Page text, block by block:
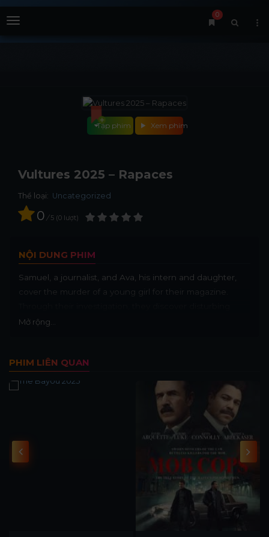
Menu
0
Xem phim
Tập phim
Vultures 2025 – Rapaces
Thể loại: Uncategorized
0 / 5 0 lượt
NỘI DUNG PHIM
Samuel, a journalist, and Ava, his intern and daughter,
cover the murder of a young girl for their magazine.
similarities with the murder of another woman..
Mở rộng...
PHIM LIÊN QUAN